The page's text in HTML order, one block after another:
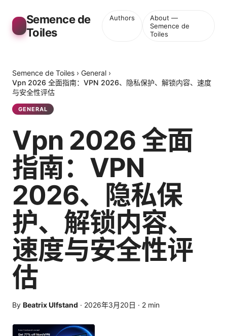
Semence de
Toiles
Authors
About —
Semence de
Toiles
Semence de Toiles › General ›
Vpn 2026 全面指南：VPN 2026、隐私保护、解锁内容、速度
与安全性评估
GENERAL
Vpn 2026 全面
指南：VPN
2026、隐私保
护、解锁内容、
速度与安全性评
估
By Beatrix Ulfstand · 2026年3月20日 · 2 min